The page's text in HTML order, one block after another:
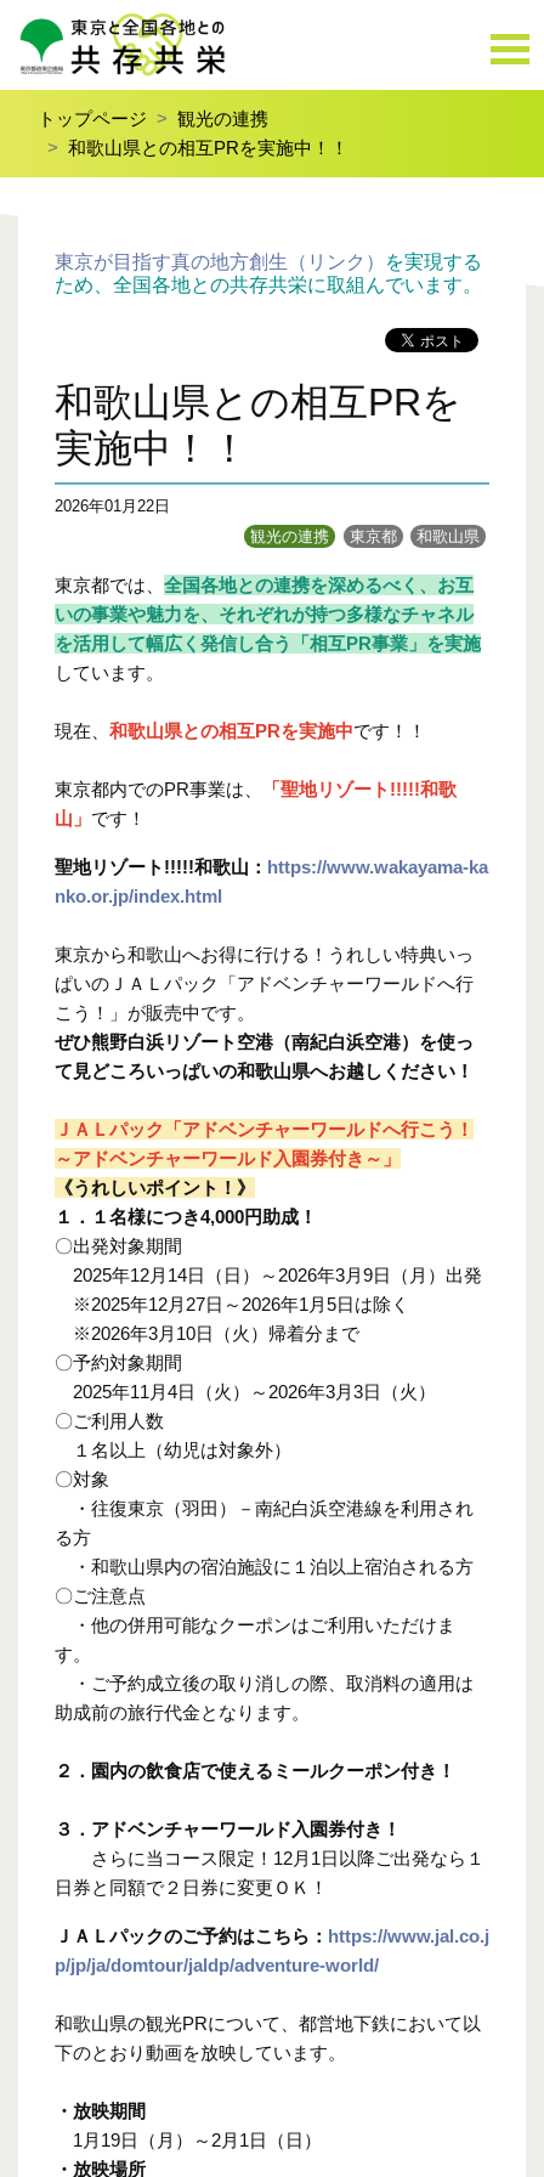
トップページ
観光の連携
和歌山県との相互PRを実施中！！
東京が目指す真の地方創生（リンク）
を実現する
ため、全国各地との共存共栄に取組んでいます。
和歌山県との相互PRを
実施中！！
2026年01月22日
観光の連携
東京都 和歌山県
東京都では、 全国各地との連携を深めるべく、お互
いの事業や魅力を、それぞれが持つ多様なチャネル
を活用して幅広く発信し合う「相互PR事業」を実施
しています。
現在、 和歌山県との相互PRを実施中です！！
東京都内でのPR事業は、
「聖地リゾート!!!!!和歌
山」 です！
聖地リゾート!!!!!和歌山： https://www.wakayama-ka
nko.or.jp/index.html
東京から和歌山へお得に行ける！うれしい特典いっ
ぱいのＪＡＬパック「アドベンチャーワールドへ行
こう！」が販売中です。
ぜひ熊野白浜リゾート空港（南紀白浜空港）を使っ
て見どころいっぱいの和歌山県へお越しください！
ＪＡＬパック「アドベンチャーワールドへ行こう！
～アドベンチャーワールド入園券付き～」
《うれしいポイント！》
１．１名様につき4,000円助成！
〇出発対象期間
2025年12月14日（日）～2026年3月9日（月）出発
※2025年12月27日～2026年1月5日は除く
※2026年3月10日（火）帰着分まで
〇予約対象期間
2025年11月4日（火）～2026年3月3日（火）
〇ご利用人数
１名以上（幼児は対象外）
〇対象
・往復東京（羽田）－南紀白浜空港線を利用され
る方
・和歌山県内の宿泊施設に１泊以上宿泊される方
〇ご注意点
・他の併用可能なクーポンはご利用いただけま
す。
・ご予約成立後の取り消しの際、取消料の適用は
助成前の旅行代金となります。
２．園内の飲食店で使えるミールクーポン付き！
３．アドベンチャーワールド入園券付き！
さらに当コース限定！12月1日以降ご出発なら１
日券と同額で２日券に変更ＯＫ！
ＪＡＬパックのご予約はこちら： https://www.jal.co.j
p/jp/ja/domtour/jaldp/adventure-world/
和歌山県の観光PRについて、都営地下鉄において以
下のとおり動画を放映しています。
・放映期間
1月19日（月）～2月1日（日）
・放映場所